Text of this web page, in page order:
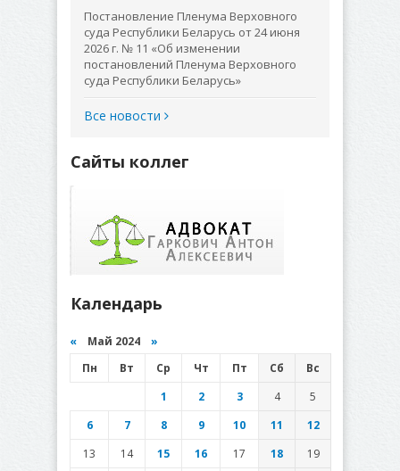
Постановление Пленума Верховного
суда Республики Беларусь от 24 июня
2026 г. № 11 «Об изменении
постановлений Пленума Верховного
суда Республики Беларусь»
Все новости
Сайты коллег
Календарь
« Май 2024 »
Пн
Вт Ср Чт Пт Сб
Вс
1
2 3 4
5
6
7 8 9 10 11
12
13
14 15 16 17 18
19